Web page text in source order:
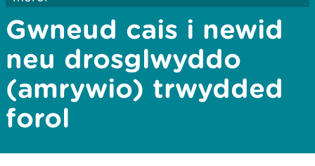
Gwneud cais i newid
neu drosglwyddo
(amrywio) trwydded
forol